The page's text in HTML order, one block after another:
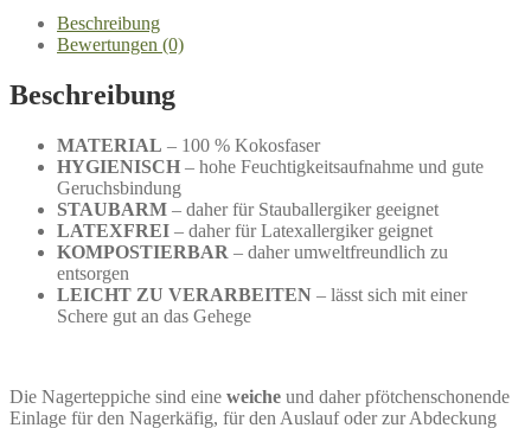
Beschreibung
Bewertungen (0)
Beschreibung
MATERIAL – 100 % Kokosfaser
HYGIENISCH – hohe Feuchtigkeitsaufnahme und gute
Geruchsbindung
STAUBARM – daher für Stauballergiker geeignet
LATEXFREI – daher für Latexallergiker geignet
KOMPOSTIERBAR – daher umweltfreundlich zu
entsorgen
LEICHT ZU VERARBEITEN – lässt sich mit einer
Schere gut an das Gehege
Die Nagerteppiche sind eine weiche und daher pfötchenschonende
Einlage für den Nagerkäfig, für den Auslauf oder zur Abdeckung